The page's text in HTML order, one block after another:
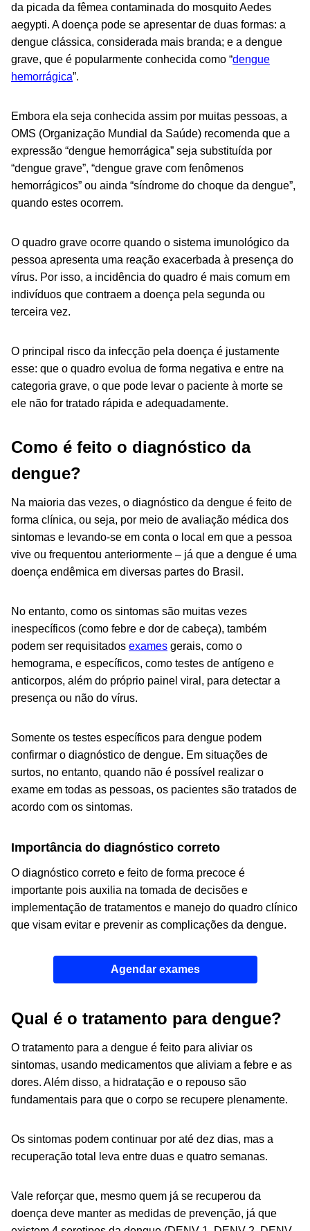
da picada da fêmea contaminada do mosquitoAedes
aegypti. A doença pode se apresentar de duas formas: a
dengue clássica, considerada mais branda; e a dengue
grave, que é popularmente conhecida como “dengue
hemorrágica”.
Embora ela seja conhecida assim por muitas pessoas, a
OMS (Organização Mundial da Saúde) recomenda que a
expressão “dengue hemorrágica” seja substituída por
“dengue grave”, “dengue grave com fenômenos
hemorrágicos” ou ainda “síndrome do choque da dengue”,
quando estes ocorrem.
O quadro grave ocorre quando o sistema imunológico da
pessoa apresenta uma reação exacerbada à presença do
vírus. Por isso, a incidência do quadro é mais comum em
indivíduos que contraem a doença pela segunda ou
terceira vez.
O principal risco da infecção pela doença é justamente
esse: que o quadro evolua de forma negativa e entre na
categoria grave, o que pode levar o paciente à morte se
ele não for tratado rápida e adequadamente.
Como é feito o diagnóstico da
dengue?
Na maioria das vezes, o diagnóstico da dengue é feito de
forma clínica, ou seja, por meio de avaliação médica dos
sintomas e levando-se em conta o local em que a pessoa
vive ou frequentou anteriormente – já que a dengue é uma
doença endêmica em diversas partes do Brasil.
No entanto, como os sintomas são muitas vezes
inespecíficos (como febre e dor de cabeça), também
podem ser requisitados exames gerais, como o
hemograma, e específicos, como testes de antígeno e
anticorpos, além do próprio painel viral, para detectar a
presença ou não do vírus.
Somente os testes específicos para dengue podem
confirmar o diagnóstico de dengue. Em situações de
surtos, no entanto, quando não é possível realizar o
exame em todas as pessoas, os pacientes são tratados de
acordo com os sintomas.
Importância do diagnóstico correto
O diagnóstico correto e feito de forma precoce é
importante pois auxilia na tomada de decisões e
implementação de tratamentos e manejo do quadro clínico
que visam evitar e prevenir as complicações da dengue.
Agendar exames
Qual é o tratamento para dengue?
O tratamento para a dengue é feito para aliviar os
sintomas, usando medicamentos que aliviam a febre e as
dores. Além disso, a hidratação e o repouso são
fundamentais para que o corpo se recupere plenamente.
Os sintomas podem continuar por até dez dias, mas a
recuperação total leva entre duas e quatro semanas.
Vale reforçar que, mesmo quem já se recuperou da
doença deve manter as medidas de prevenção, já que